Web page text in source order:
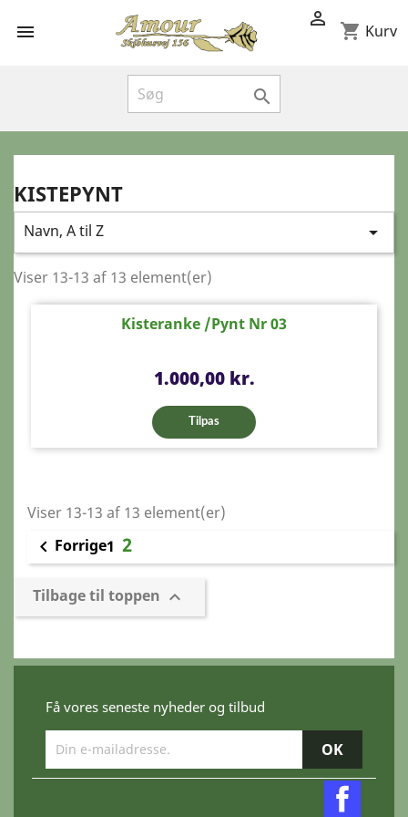
 shopping_cart Kurv


KISTEPYNT
Navn, A til Z 
Viser 13-13 af 13 element(er)
Kisteranke /pynt Nr 03
Pris
1.000,00 kr.
Tilpas
Viser 13-13 af 13 element(er)
 Forrige1 2
Tilbage til toppen 
Få vores seneste nyheder og tilbud